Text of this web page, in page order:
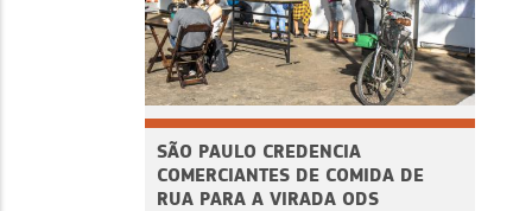
SÃO PAULO CREDENCIA
COMERCIANTES DE COMIDA DE
RUA PARA A VIRADA ODS